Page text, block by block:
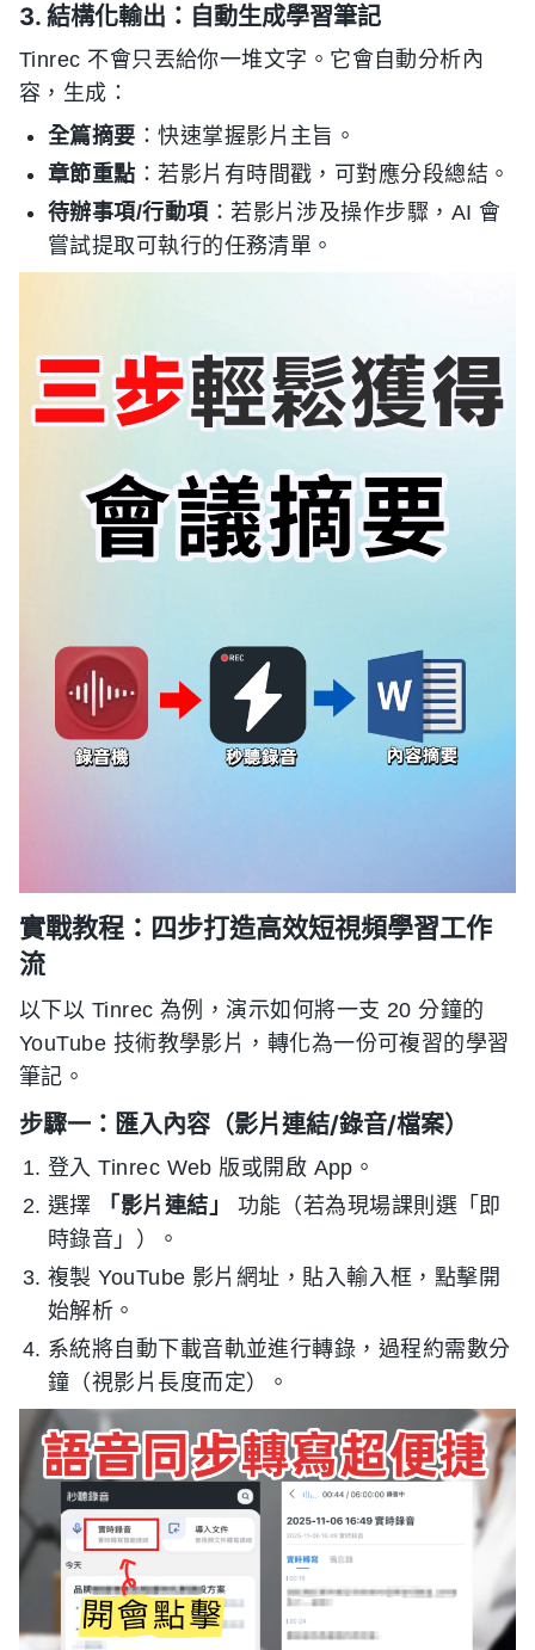
3. 結構化輸出：自動生成學習筆記
Tinrec 不會只丟給你一堆文字。它會自動分析內
容，生成：
全篇摘要 ：快速掌握影片主旨。
章節重點 ：若影片有時間戳，可對應分段總結。
待辦事項/行動項 ：若影片涉及操作步驟，AI 會
嘗試提取可執行的任務清單。
實戰教程：四步打造高效短視頻學習工作
流
以下以 Tinrec 為例，演示如何將一支 20 分鐘的
YouTube 技術教學影片，轉化為一份可複習的學習
筆記。
步驟一：匯入內容（影片連結/錄音/檔案）
登入 Tinrec Web 版或開啟 App。
選擇
「影片連結」
功能（若為現場課則選「即
時錄音」）。
複製 YouTube 影片網址，貼入輸入框，點擊開
始解析。
系統將自動下載音軌並進行轉錄，過程約需數分
鐘（視影片長度而定）。